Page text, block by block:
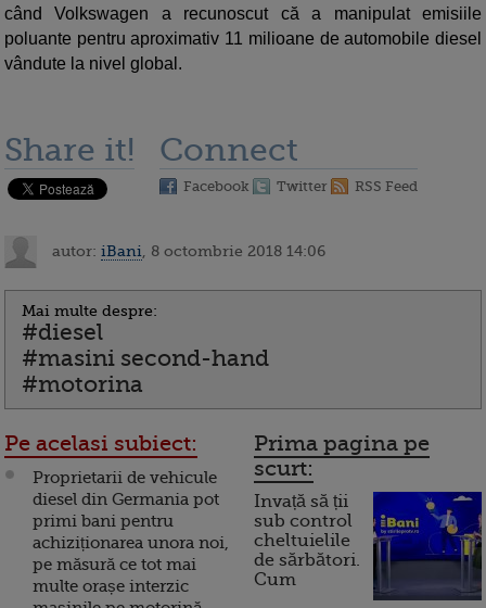
când Volkswagen a recunoscut că a manipulat emisiile
poluante pentru aproximativ 11 milioane de automobile diesel
vândute la nivel global.
Share it! Connect
Facebook Twitter RSS Feed
autor: iBani , 8 octombrie 2018 14:06
Mai multe despre:
#diesel
#masini second-hand
#motorina
Pe acelasi subiect:
Proprietarii de vehicule
diesel din Germania pot
primi bani pentru
achiziționarea unora noi,
pe măsură ce tot mai
multe orașe interzic
Prima pagina pe
scurt:
Invață să ții
sub control
cheltuielile
de sărbători.
Cum